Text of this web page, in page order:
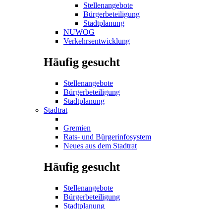
Stellenangebote
Bürgerbeteiligung
Stadtplanung
NUWOG
Verkehrsentwicklung
Häufig gesucht
Stellenangebote
Bürgerbeteiligung
Stadtplanung
Stadtrat
Gremien
Rats- und Bürgerinfosystem
Neues aus dem Stadtrat
Häufig gesucht
Stellenangebote
Bürgerbeteiligung
Stadtplanung